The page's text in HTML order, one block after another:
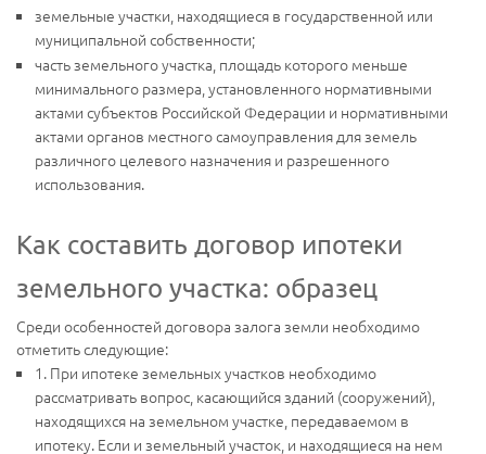
земельные участки, находящиеся в государственной или
муниципальной собственности;
часть земельного участка, площадь которого меньше
минимального размера, установленного нормативными
актами субъектов Российской Федерации и нормативными
актами органов местного самоуправления для земель
различного целевого назначения и разрешенного
использования.
Как составить договор ипотеки
земельного участка: образец
Среди особенностей договора залога земли необходимо
отметить следующие:
1. При ипотеке земельных участков необходимо
рассматривать вопрос, касающийся зданий (сооружений),
находящихся на земельном участке, передаваемом в
ипотеку. Если и земельный участок, и находящиеся на нем